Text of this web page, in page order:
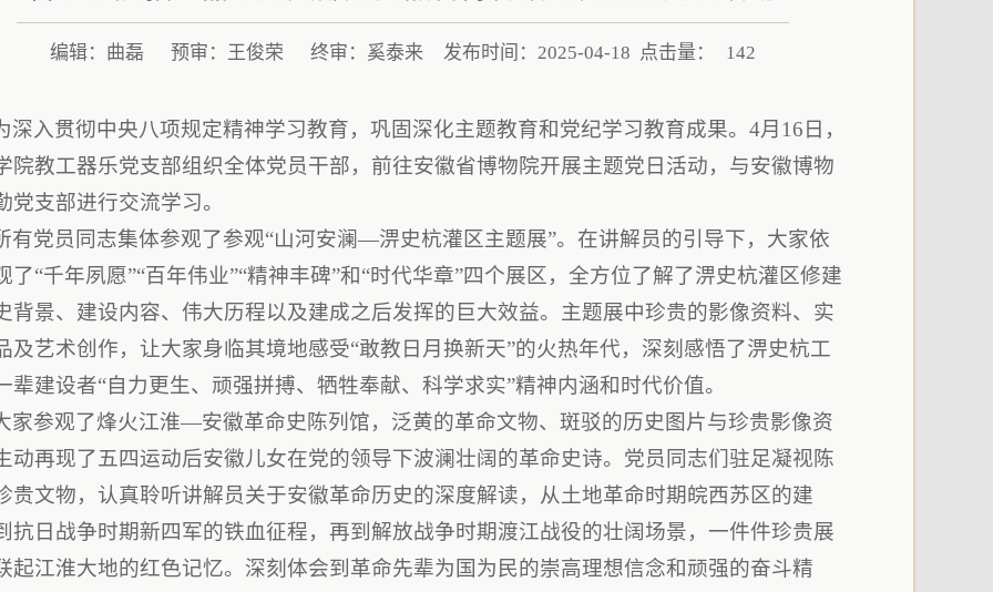
编辑：曲磊 预审：王俊荣 终审：奚泰来 发布时间：2025-04-18 点击量： 142
深入贯彻中央八项规定精神学习教育，巩固深化主题教育和党纪学习教育成果。4月16日，
院教工器乐党支部组织全体党员干部，前往安徽省博物院开展主题党日活动，与安徽博物
党支部进行交流学习。
有党员同志集体参观了参观“山河安澜—淠史杭灌区主题展”。在讲解员的引导下，大家依
了“千年夙愿”“百年伟业”“精神丰碑”和“时代华章”四个展区，全方位了解了淠史杭灌区修建
背景、建设内容、伟大历程以及建成之后发挥的巨大效益。主题展中珍贵的影像资料、实
及艺术创作，让大家身临其境地感受“敢教日月换新天”的火热年代，深刻感悟了淠史杭工
辈建设者“自力更生、顽强拼搏、牺牲奉献、科学求实”精神内涵和时代价值。
家参观了烽火江淮—安徽革命史陈列馆，泛黄的革命文物、斑驳的历史图片与珍贵影像资
动再现了五四运动后安徽儿女在党的领导下波澜壮阔的革命史诗。党员同志们驻足凝视陈
贵文物，认真聆听讲解员关于安徽革命历史的深度解读，从土地革命时期皖西苏区的建
抗日战争时期新四军的铁血征程，再到解放战争时期渡江战役的壮阔场景，一件件珍贵展
起江淮大地的红色记忆。深刻体会到革命先辈为国为民的崇高理想信念和顽强的奋斗精